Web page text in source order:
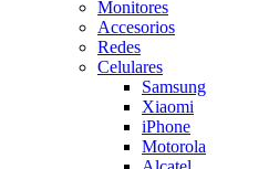
Monitores
Accesorios
Redes
Celulares
Samsung
Xiaomi
iPhone
Motorola